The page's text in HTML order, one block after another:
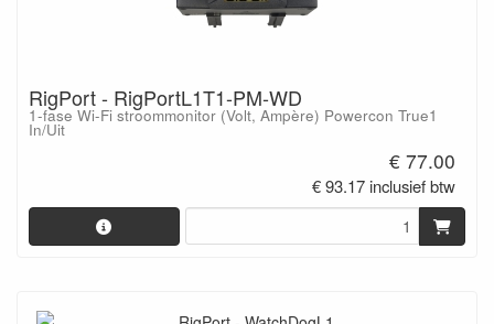
RigPort - RigPortL1T1-PM-WD
1-fase Wi-Fi stroommonitor (Volt, Ampère) Powercon True1
In/Uit
€ 77.00
€ 93.17 inclusief btw